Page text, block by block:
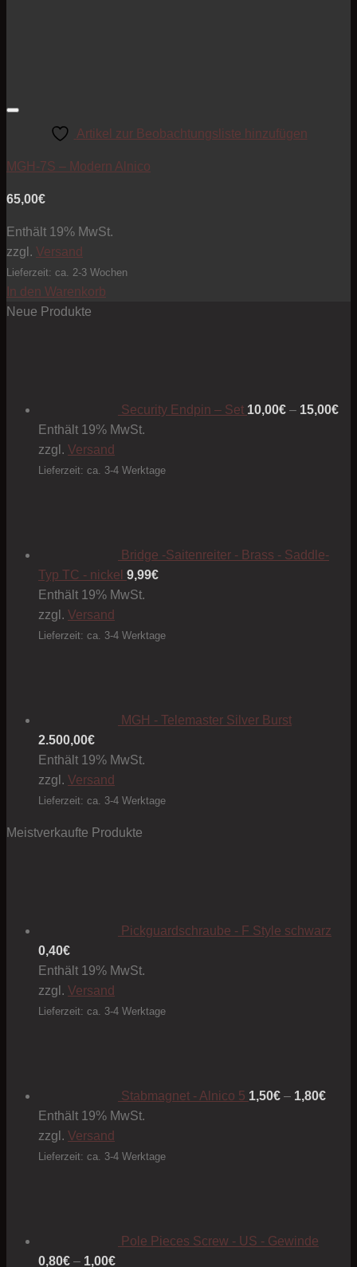
Artikel zur Beobachtungsliste hinzufügen
MGH-7S – Modern Alnico
65,00€
Enthält 19% MwSt.
zzgl. Versand
Lieferzeit: ca. 2-3 Wochen
In den Warenkorb
Neue Produkte
Security Endpin – Set 10,00€ – 15,00€
Enthält 19% MwSt.
zzgl. Versand
Lieferzeit: ca. 3-4 Werktage
Bridge -Saitenreiter - Brass - Saddle-
Typ TC - nickel 9,99€
Enthält 19% MwSt.
zzgl. Versand
Lieferzeit: ca. 3-4 Werktage
MGH - Telemaster Silver Burst
2.500,00€
Enthält 19% MwSt.
zzgl. Versand
Lieferzeit: ca. 3-4 Werktage
Meistverkaufte Produkte
Pickguardschraube - F Style schwarz
0,40€
Enthält 19% MwSt.
zzgl. Versand
Lieferzeit: ca. 3-4 Werktage
Stabmagnet - Alnico 5 1,50€ – 1,80€1,80€
Enthält 19% MwSt.
zzgl. Versand
Lieferzeit: ca. 3-4 Werktage
Pole Pieces Screw - US - Gewinde
0,80€ – 1,00€Preisspanne: